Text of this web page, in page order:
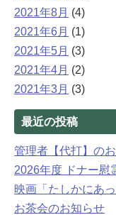
2021年8月 (4)
2021年6月 (1)
2021年5月 (3)
2021年4月 (2)
2021年3月 (3)
最近の投稿
管理者【代打】の
2026年度 ドナー慰
映画「たしかにあっ
お茶会のお知らせ